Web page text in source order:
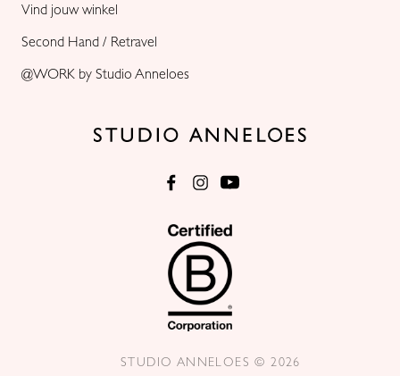
Vind jouw winkel
Second Hand / Retravel
@WORK by Studio Anneloes
STUDIO ANNELOES © 2026